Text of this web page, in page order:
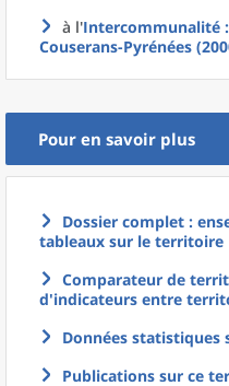
à l'Intercommunalité
Couserans-Pyrénées
Pour en savoir plus
Dossier complet :
tableaux sur le territoire
Comparateur de
d'indicateurs entre
Données statistiques
Publications sur ce